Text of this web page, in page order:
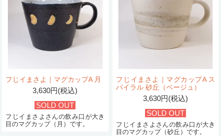
フじイまさよ｜マグカップA 月
3,630円(税込)
SOLD OUT
フじイまさよさんの飲み口が大き
目のマグカップ（月）です。
フじイまさよ｜マグカップA ス
パイラル 砂丘（ベージュ）
3,630円(税込)
SOLD OUT
フじイまさよさんの飲み口が大き
目のマグカップ（砂丘）です。